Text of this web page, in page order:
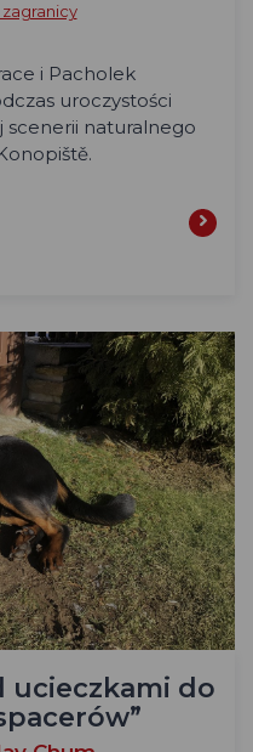
i Pacholek
uroczystości
scenerii naturalnego
ucieczkami do